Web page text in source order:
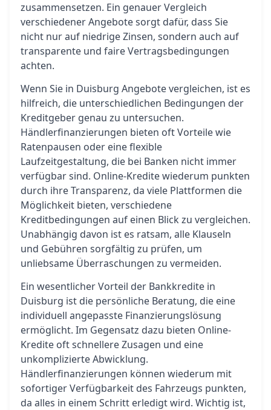
zusammensetzen. Ein genauer Vergleich
verschiedener Angebote sorgt dafür, dass Sie
nicht nur auf niedrige Zinsen, sondern auch auf
transparente und faire Vertragsbedingungen
achten.
Wenn Sie in Duisburg Angebote vergleichen, ist es
hilfreich, die unterschiedlichen Bedingungen der
Kreditgeber genau zu untersuchen.
Händlerfinanzierungen bieten oft Vorteile wie
Ratenpausen oder eine flexible
Laufzeitgestaltung, die bei Banken nicht immer
verfügbar sind. Online-Kredite wiederum punkten
durch ihre Transparenz, da viele Plattformen die
Möglichkeit bieten, verschiedene
Kreditbedingungen auf einen Blick zu vergleichen.
Unabhängig davon ist es ratsam, alle Klauseln
und Gebühren sorgfältig zu prüfen, um
unliebsame Überraschungen zu vermeiden.
Ein wesentlicher Vorteil der Bankkredite in
Duisburg ist die persönliche Beratung, die eine
individuell angepasste Finanzierungslösung
ermöglicht. Im Gegensatz dazu bieten Online-
Kredite oft schnellere Zusagen und eine
unkomplizierte Abwicklung.
Händlerfinanzierungen können wiederum mit
sofortiger Verfügbarkeit des Fahrzeugs punkten,
da alles in einem Schritt erledigt wird. Wichtig ist,